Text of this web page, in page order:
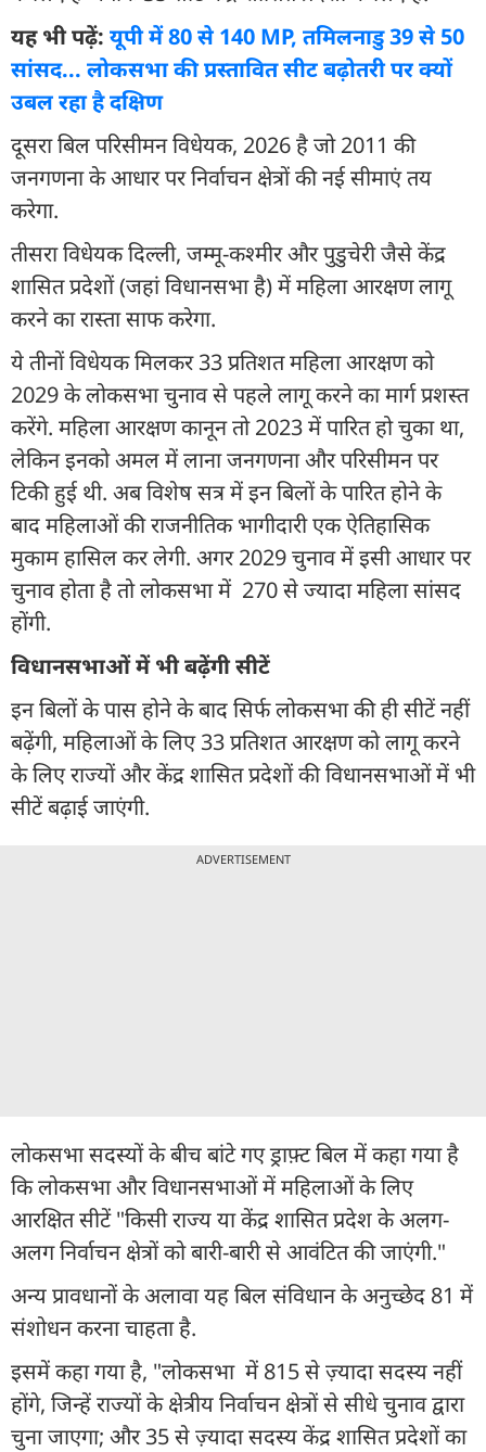
यह भी पढ़ें: यूपी में 80 से 140 MP, तमिलनाडु 39 से 50
सांसद... लोकसभा की प्रस्तावित सीट बढ़ोतरी पर क्यों
उबल रहा है दक्षिण
दूसरा बिल परिसीमन विधेयक, 2026 है जो 2011 की
जनगणना के आधार पर निर्वाचन क्षेत्रों की नई सीमाएं तय
करेगा.
तीसरा विधेयक दिल्ली, जम्मू-कश्मीर और पुडुचेरी जैसे केंद्र
शासित प्रदेशों (जहां विधानसभा है) में महिला आरक्षण लागू
करने का रास्ता साफ करेगा.
ये तीनों विधेयक मिलकर 33 प्रतिशत महिला आरक्षण को
2029 के लोकसभा चुनाव से पहले लागू करने का मार्ग प्रशस्त
करेंगे. महिला आरक्षण कानून तो 2023 में पारित हो चुका था,
लेकिन इनको अमल में लाना जनगणना और परिसीमन पर
टिकी हुई थी. अब विशेष सत्र में इन बिलों के पारित होने के
बाद महिलाओं की राजनीतिक भागीदारी एक ऐतिहासिक
मुकाम हासिल कर लेगी. अगर 2029 चुनाव में इसी आधार पर
चुनाव होता है तो लोकसभा में 270 से ज्यादा महिला सांसद
होंगी.
विधानसभाओं में भी बढ़ेंगी सीटें
इन बिलों के पास होने के बाद सिर्फ लोकसभा की ही सीटें नहीं
बढ़ेंगी, महिलाओं के लिए 33 प्रतिशत आरक्षण को लागू करने
के लिए राज्यों और केंद्र शासित प्रदेशों की विधानसभाओं में भी
सीटें बढ़ाई जाएंगी.
ADVERTISEMENT
लोकसभा सदस्यों के बीच बांटे गए ड्राफ़्ट बिल में कहा गया है
कि लोकसभा और विधानसभाओं में महिलाओं के लिए
आरक्षित सीटें "किसी राज्य या केंद्र शासित प्रदेश के अलग-
अलग निर्वाचन क्षेत्रों को बारी-बारी से आवंटित की जाएंगी."
अन्य प्रावधानों के अलावा यह बिल संविधान के अनुच्छेद 81 में
संशोधन करना चाहता है.
इसमें कहा गया है, "लोकसभा में 815 से ज़्यादा सदस्य नहीं
होंगे, जिन्हें राज्यों के क्षेत्रीय निर्वाचन क्षेत्रों से सीधे चुनाव द्वारा
चुना जाएगा; और 35 से ज़्यादा सदस्य केंद्र शासित प्रदेशों का